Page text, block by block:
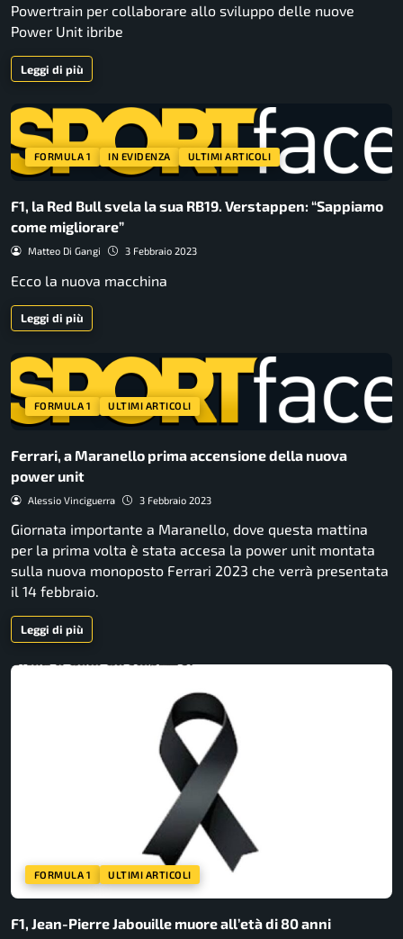
Powertrain per collaborare allo sviluppo delle nuove
Power Unit ibribe
Leggi di più
FORMULA 1 IN EVIDENZA ULTIMI ARTICOLI
F1, la Red Bull svela la sua RB19. Verstappen: “Sappiamo
come migliorare”
Matteo Di Gangi 3 Febbraio 2023
Ecco la nuova macchina
Leggi di più
FORMULA 1 ULTIMI ARTICOLI
Ferrari, a Maranello prima accensione della nuova
power unit
Alessio Vinciguerra 3 Febbraio 2023
Giornata importante a Maranello, dove questa mattina
per la prima volta è stata accesa la power unit montata
sulla nuova monoposto Ferrari 2023 che verrà presentata
il 14 febbraio.
Leggi di più
FORMULA 1 ULTIMI ARTICOLI
F1, Jean-Pierre Jabouille muore all’età di 80 anni